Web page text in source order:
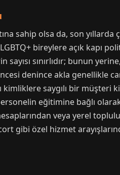
sahip olsa da, son yıllarda
bireylere açık kapı
sınırlıdır; bunun
denince akla genellikle
saygılı bir müşteri
eğitimine bağlı
veya yerel
gibi özel hizmet